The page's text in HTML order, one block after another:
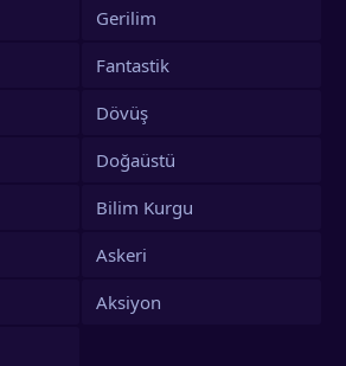
Gerilim
Fantastik
Dövüş
Doğaüstü
Bilim Kurgu
Askeri
Aksiyon